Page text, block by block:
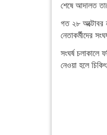
শেষে আদালত
গত ২৮ অক্টোবর
নেতাকর্মীদের
সংঘর্ষ
নেওয়া হলে